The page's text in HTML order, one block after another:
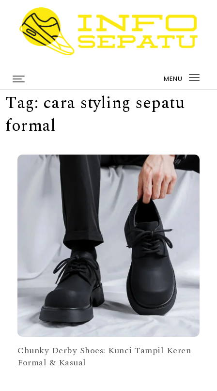
Skip to content
MENU
Tag: cara styling sepatu
formal
Chunky Derby Shoes: Kunci Tampil Keren
Formal & Kasual